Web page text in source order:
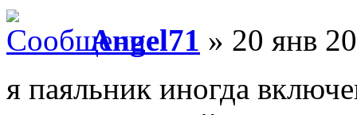
Angel71 » 20 янв
я паяльник иногда